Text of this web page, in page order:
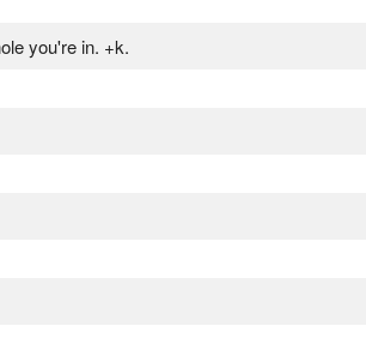
you're in. +k.